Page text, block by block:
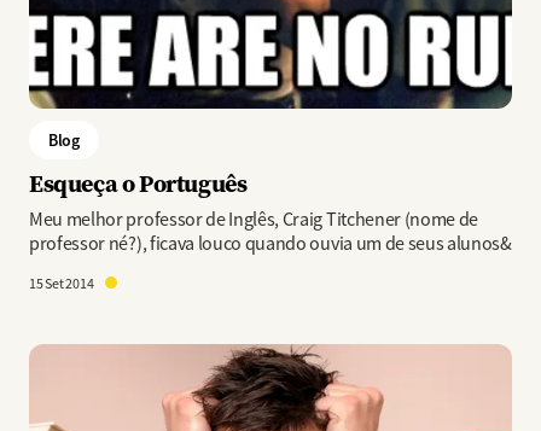
Blog
Esqueça o Português
Meu melhor professor de Inglês, Craig Titchener (nome de
professor né?), ficava louco quando ouvia um de seus alunos&
15 Set 2014
Imagem